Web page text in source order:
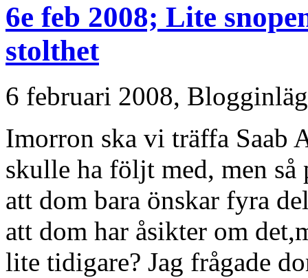
6e feb 2008; Lite
stolthet
6 februari 2008,
Imorron ska vi träffa Saab
skulle ha följt med, men så
att dom bara önskar fyra
att dom har åsikter om
lite tidigare? Jag frågade